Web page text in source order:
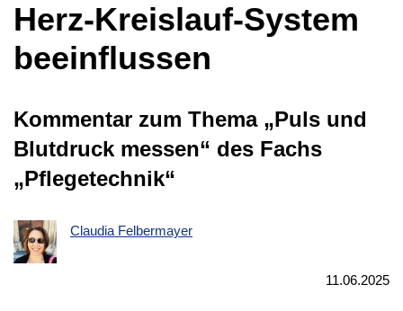
Herz-Kreislauf-System
beeinflussen
Kommentar zum Thema „Puls und
Blutdruck messen“ des Fachs
„Pflegetechnik“
Claudia Felbermayer
11.06.2025